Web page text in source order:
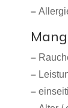
–
–
–
–